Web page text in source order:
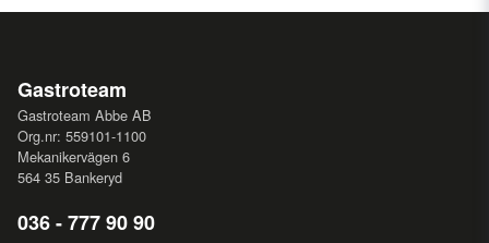
Gastroteam
Gastroteam Abbe AB
Org.nr: 559101-1100
Mekanikervägen 6
564 35 Bankeryd
036 - 777 90 90